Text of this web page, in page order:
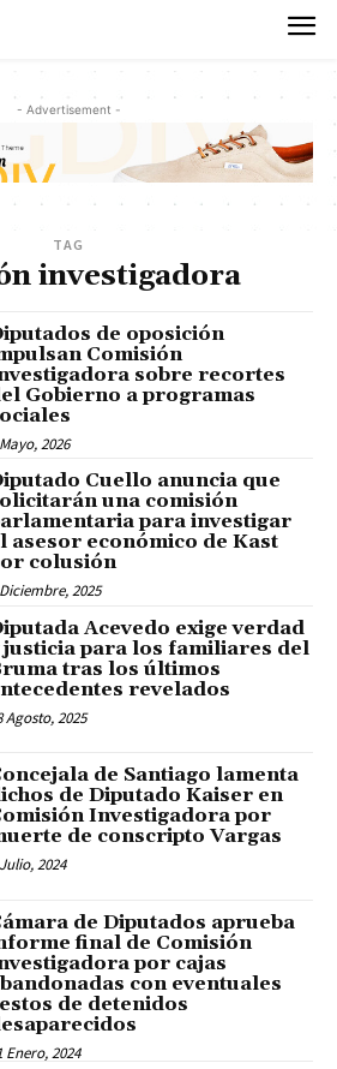
- Advertisement -
TAG
investigadora
de oposición
Comisión
sobre recortes
Gobierno a programas
2026
Cuello anuncia que
una comisión
para investigar
asesor económico de Kast
colusión
2025
Acevedo exige verdad
justicia para los familiares del
tras los últimos
revelados
Agosto, 2025
de Santiago lamenta
de Diputado Kaiser en
Investigadora por
de conscripto Vargas
2024
de Diputados aprueba
final de Comisión
por cajas
con eventuales
de detenidos
Enero, 2024